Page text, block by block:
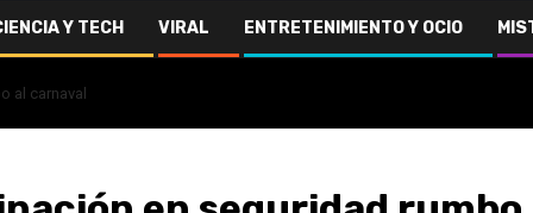
Y TECH VIRAL ENTRETENIMIENTO Y OCIO
al carnaval